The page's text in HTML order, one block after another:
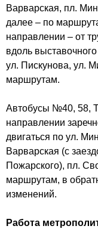
Варварская, пл.
далее – по
направлении – от
вдоль
ул. Пискунова, ул.
маршрутам.
Автобусы №40, 58,
направлении
двигаться по ул.
Варварская (с
Пожарского), пл.
маршрутам, в
изменений.
Работа